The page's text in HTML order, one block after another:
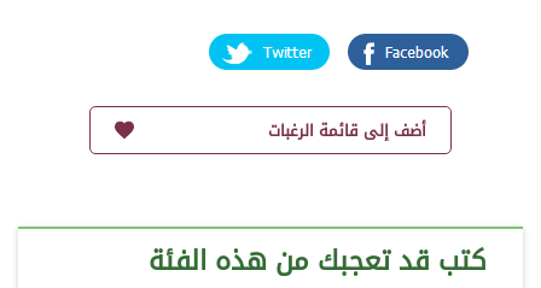
أضف إلى قائمة الرغبات
كتب قد تعجبك من هذه الفئة